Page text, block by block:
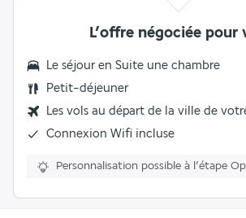
L’offre négociée pour
Le séjour en Suite une chambre
Petit-déjeuner
Les vols au départ de la ville de
Connexion Wifi incluse
Personnalisation possible à l’étape